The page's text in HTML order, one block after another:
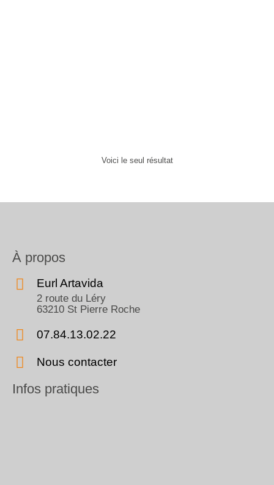
Voici le seul résultat
À propos
Eurl Artavida
2 route du Léry
63210 St Pierre Roche
07.84.13.02.22
Nous contacter
Infos pratiques